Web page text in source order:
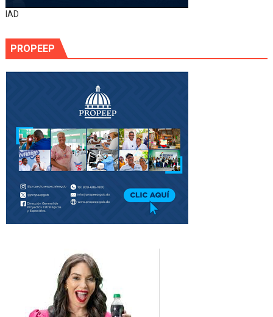
IAD
PROPEEP